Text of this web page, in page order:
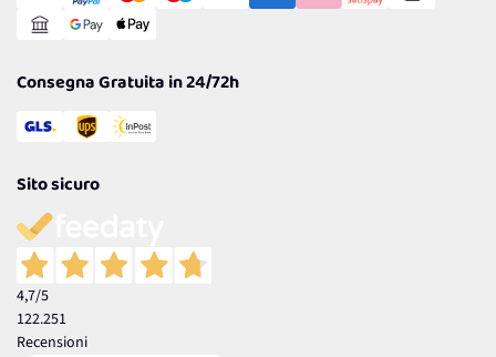
Reso Facile e Veloce
Consegna Gratuita in 24/72h
Sito sicuro
4,7/5
122.251
Recensioni